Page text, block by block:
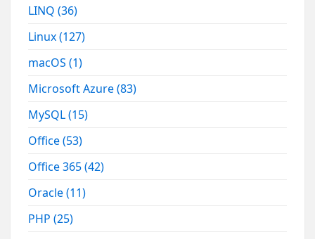
LINQ(36)
Linux(127)
macOS(1)
Microsoft Azure(83)
MySQL(15)
Office(53)
Office 365(42)
Oracle(11)
PHP(25)